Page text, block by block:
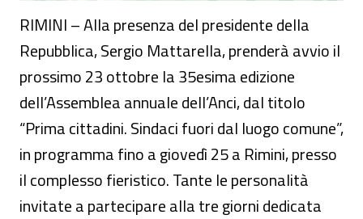
RIMINI – Alla presenza del presidente della
Repubblica, Sergio Mattarella, prenderà avvio il
prossimo 23 ottobre la 35esima edizione
dell’Assemblea annuale dell’Anci, dal titolo
“Prima cittadini. Sindaci fuori dal luogo comune”,
in programma fino a giovedì 25 a Rimini, presso
il complesso fieristico. Tante le personalità
invitate a partecipare alla tre giorni dedicata